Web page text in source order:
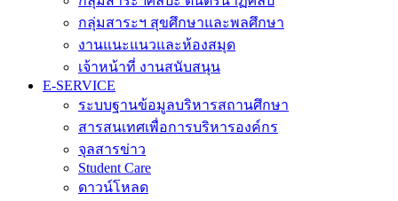
กลุ่มสาระฯ สุขศึกษาและพลศึกษา
งานแนะแนวและห้องสมุด
เจ้าหน้าที่ งานสนับสนุน
E-SERVICE
ระบบฐานข้อมูลบริหารสถานศึกษา
สารสนเทศเพื่อการบริหารองค์กร
จุลสารข่าว
Student Care
ดาวน์โหลด